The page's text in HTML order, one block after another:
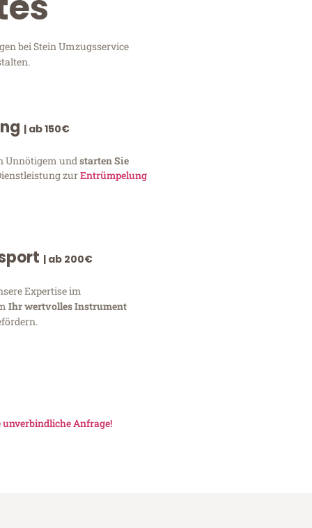
bei Stein Umzugsservice
| ab 150€
Unnötigem und starten Sie
zurEntrümpelung
| ab 200€
Expertise im
Ihr wertvolles Instrument
unverbindliche Anfrage!